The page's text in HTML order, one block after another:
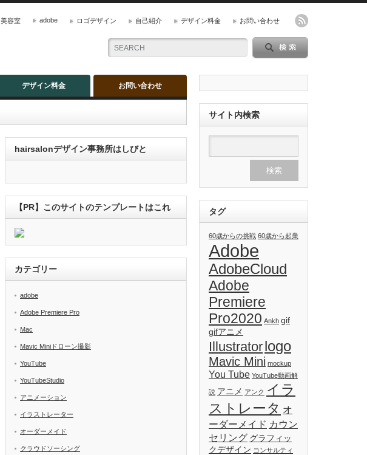
美容室 adobe ロゴデザイン 自己紹介 デザイン料金 お問い合わせ
デザイン料金 お問い合わせ
hairsalonデザイン事務所はしびと
【PR】このサイトのテンプレートはこれ
カテゴリー
adobe
Adobe Premiere Pro
Mac
Mavic Miniドローン撮影
YouTube
YouTubeStudio
アニメーション
イラストレーター
オーダーメイド
クラウドソーシング
サイト内検索
タグ
60歳からの挑戦 60歳から起業
Adobe
AdobeCloud
Adobe
Premiere
Pro2020 Ankh gif
gifアニメ
Illustratorlogo
Mavic Mini mockup
You Tube YouTube動画解
説 アニメ アンク イラ
ストレータ オ
ーダーメイド カウン
セリング グラフィッ
クデザイン コンサルティ